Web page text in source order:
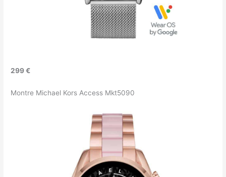
299 €
Montre Michael Kors Access Mkt5090